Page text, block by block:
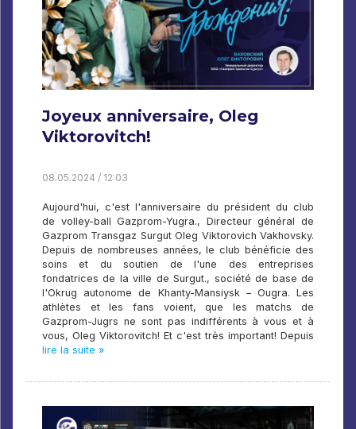
Joyeux anniversaire, Oleg
Viktorovitch!
08.05.2024 / 12:03
Aujourd'hui, c'est l'anniversaire du président du club
de volley-ball Gazprom-Yugra., Directeur général de
Gazprom Transgaz Surgut Oleg Viktorovich Vakhovsky.
Depuis de nombreuses années, le club bénéficie des
soins et du soutien de l'une des entreprises
fondatrices de la ville de Surgut., société de base de
l'Okrug autonome de Khanty-Mansiysk – Ougra. Les
athlètes et les fans voient, que les matchs de
Gazprom-Jugrs ne sont pas indifférents à vous et à
vous, Oleg Viktorovitch! Et c'est très important! Depuis
lire la suite »